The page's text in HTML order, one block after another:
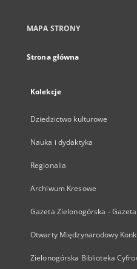
MAPA STRONY
Strona główna
Kolekcje
Dziedzictwo kulturowe
Nauka i dydaktyka
Regionalia
Archiwum Kresowe
Gazeta Zielonogórska -
Otwarty Międzynarodowy
Zielonogórska Biblioteka